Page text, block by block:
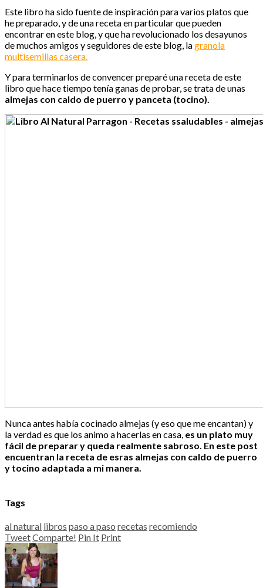
Este libro ha sido fuente de inspiración para varios platos que
he preparado, y de una receta en particular que pueden
encontrar en este blog, y que ha revolucionado los desayunos
de muchos amigos y seguidores de este blog, lagranola
multisemillas casera.
Y para terminarlos de convencer preparé una receta de este
libro que hace tiempo tenía ganas de probar, se trata de unas
almejas con caldo de puerro y panceta (tocino).
Nunca antes había cocinado almejas (y eso que me encantan) y
la verdad es que los animo a hacerlas en casa, es un plato muy
fácil de preparar y queda realmente sabroso. En este post
encuentran la receta de esras almejas con caldo de puerro
y tocino adaptada a mi manera.
Tags
al natural libros paso a paso recetas recomiendo
TweetComparte! Pin It Print